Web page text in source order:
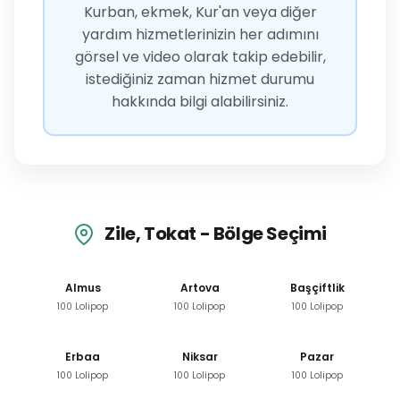
Kurban, ekmek, Kur'an veya diğer
yardım hizmetlerinizin her adımını
görsel ve video olarak takip edebilir,
istediğiniz zaman hizmet durumu
hakkında bilgi alabilirsiniz.
Zile, Tokat - Bölge Seçimi
Almus
100 Lolipop
Artova
100 Lolipop
Başçiftlik
100 Lolipop
Erbaa
100 Lolipop
Niksar
100 Lolipop
Pazar
100 Lolipop